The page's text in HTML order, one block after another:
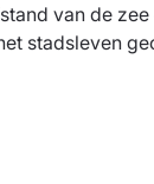
van de
stadsleven